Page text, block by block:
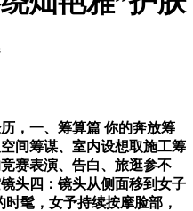
一、筹算篇 你的奔放筹
间筹谋、室内设想取施工筹
赛表演、告白、旅逛参不
头四：镜头从侧面移到女子
髦，女予持续按摩脸部，